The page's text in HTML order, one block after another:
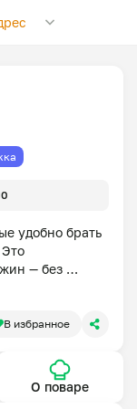
удобно брать
— без
—
Это мясные
без
В избранное
О поваре